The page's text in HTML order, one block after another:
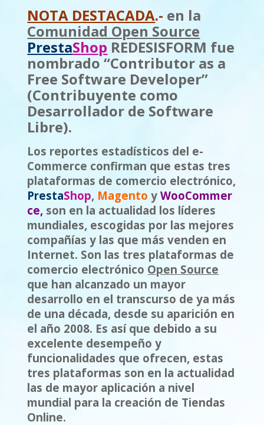
NOTA DESTACADA.- en la
Comunidad Open Source
PrestaShop REDESISFORM fue
nombrado “Contributor as a
Free Software Developer”
(Contribuyente como
Desarrollador de Software
Libre).
Los reportes estadísticos del e-
Commerce confirman que estas tres
plataformas de comercio electrónico,
PrestaShop, Magentoy WooCommer
ce, son en la actualidad los líderes
mundiales, escogidas por las mejores
compañías y las que más venden en
Internet. Son las tres plataformas de
comercio electrónico Open Source
que han alcanzado un mayor
desarrollo en el transcurso de ya más
de una década, desde su aparición en
el año 2008. Es así que debido a su
excelente desempeño y
funcionalidades que ofrecen, estas
tres plataformas son en la actualidad
las de mayor aplicación a nivel
mundial para la creación de Tiendas
Online.